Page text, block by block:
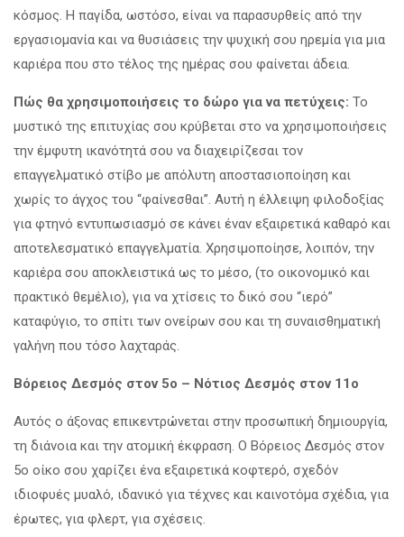
κόσμος. Η παγίδα, ωστόσο, είναι να παρασυρθείς από την
εργασιομανία και να θυσιάσεις την ψυχική σου ηρεμία για μια
καριέρα που στο τέλος της ημέρας σου φαίνεται άδεια.
Πώς θα χρησιμοποιήσεις το δώρο για να πετύχεις: Το
μυστικό της επιτυχίας σου κρύβεται στο να χρησιμοποιήσεις
την έμφυτη ικανότητά σου να διαχειρίζεσαι τον
επαγγελματικό στίβο με απόλυτη αποστασιοποίηση και
χωρίς το άγχος του “φαίνεσθαι”. Αυτή η έλλειψη φιλοδοξίας
για φτηνό εντυπωσιασμό σε κάνει έναν εξαιρετικά καθαρό και
αποτελεσματικό επαγγελματία. Χρησιμοποίησε, λοιπόν, την
καριέρα σου αποκλειστικά ως το μέσο, (το οικονομικό και
πρακτικό θεμέλιο), για να χτίσεις το δικό σου “ιερό”
καταφύγιο, το σπίτι των ονείρων σου και τη συναισθηματική
γαλήνη που τόσο λαχταράς.
Βόρειος Δεσμός στον 5ο – Νότιος Δεσμός στον 11ο
Αυτός ο άξονας επικεντρώνεται στην προσωπική δημιουργία,
τη διάνοια και την ατομική έκφραση. Ο Βόρειος Δεσμός στον
5ο οίκο σου χαρίζει ένα εξαιρετικά κοφτερό, σχεδόν
ιδιοφυές μυαλό, ιδανικό για τέχνες και καινοτόμα σχέδια, για
έρωτες, για φλερτ, για σχέσεις.